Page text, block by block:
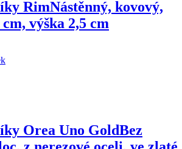
RimNástěnný, kovový,
výška 2,5 cm
Orea Uno GoldBez